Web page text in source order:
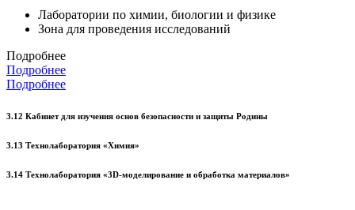
Лаборатории по химии, биологии и физике
Зона для проведения исследований
Подробнее
Подробнее
Подробнее
3.12 Кабинет для изучения основ безопасности и защиты Родины
3.13 Технолаборатория «Химия»
3.14 Технолаборатория «3D-моделирование и обработка материалов»